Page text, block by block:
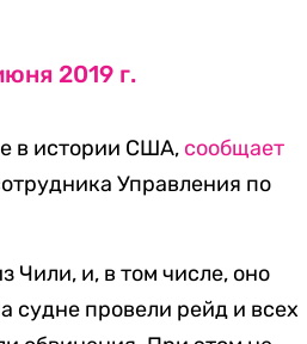
2019 г.
в истории США, сообщает
Управления по
Чили, и, в том числе, оно
судне провели рейд и всех